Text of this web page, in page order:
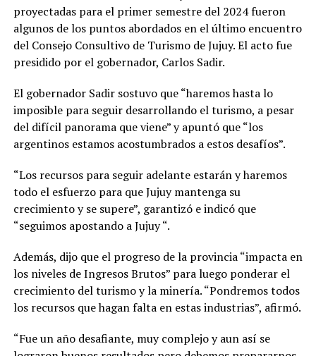
proyectadas para el primer semestre del 2024 fueron
algunos de los puntos abordados en el último encuentro
del Consejo Consultivo de Turismo de Jujuy. El acto fue
presidido por el gobernador, Carlos Sadir.
El gobernador Sadir sostuvo que “haremos hasta lo
imposible para seguir desarrollando el turismo, a pesar
del difícil panorama que viene” y apuntó que “los
argentinos estamos acostumbrados a estos desafíos”.
“Los recursos para seguir adelante estarán y haremos
todo el esfuerzo para que Jujuy mantenga su
crecimiento y se supere”, garantizó e indicó que
“seguimos apostando a Jujuy “.
Además, dijo que el progreso de la provincia “impacta en
los niveles de Ingresos Brutos” para luego ponderar el
crecimiento del turismo y la minería. “Pondremos todos
los recursos que hagan falta en estas industrias”, afirmó.
“Fue un año desafiante, muy complejo y aun así se